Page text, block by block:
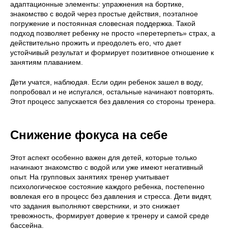
адаптационные элементы: упражнения на бортике,
знакомство с водой через простые действия, поэтапное
погружение и постоянная словесная поддержка. Такой
подход позволяет ребенку не просто «перетерпеть» страх, а
действительно прожить и преодолеть его, что дает
устойчивый результат и формирует позитивное отношение к
занятиям плаванием.
Дети учатся, наблюдая. Если один ребенок зашел в воду,
попробовал и не испугался, остальные начинают повторять.
Этот процесс запускается без давления со стороны тренера.
Снижение фокуса на себе
Этот аспект особенно важен для детей, которые только
начинают знакомство с водой или уже имеют негативный
опыт. На групповых занятиях тренер учитывает
психологическое состояние каждого ребенка, постепенно
вовлекая его в процесс без давления и стресса. Дети видят,
что задания выполняют сверстники, и это снижает
тревожность, формирует доверие к тренеру и самой среде
бассейна.